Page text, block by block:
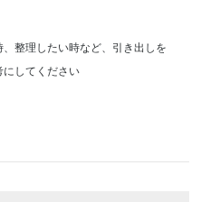
整理したい時など、引き出しを
してください